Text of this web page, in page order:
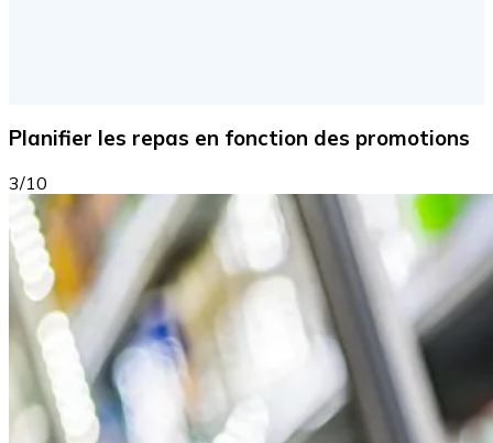
Planifier les repas en fonction des promotions
3/10